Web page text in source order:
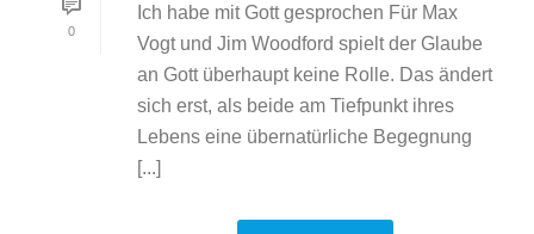
0
Ich habe mit Gott gesprochen Für Max
Vogt und Jim Woodford spielt der Glaube
an Gott überhaupt keine Rolle. Das ändert
sich erst, als beide am Tiefpunkt ihres
Lebens eine übernatürliche Begegnung
[...]